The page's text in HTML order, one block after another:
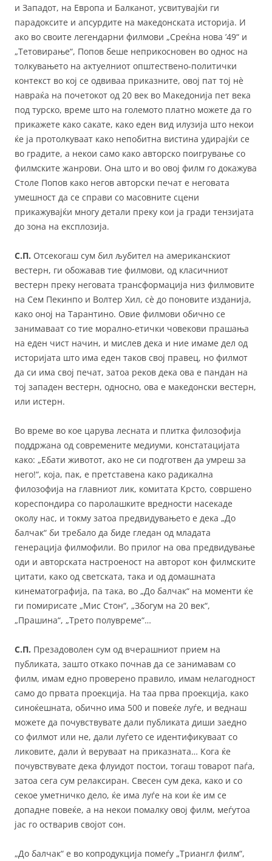
и Западот, на Европа и Балканот, усвитувајќи ги
парадоксите и апсурдите на македонската историја. И
ако во своите легендарни филмови „Среќна нова ’49“ и
„Тетовирање“, Попов беше неприкосновен во однос на
толкувањето на актуелниот општествено-политички
контекст во кој се одвиваа приказните, овој пат тој нè
навраќа на почетокот од 20 век во Македонија пет века
под турско, време што на големото платно можете да го
прикажете како сакате, како еден вид илузија што некои
ќе ја протолкуваат како непобитна вистина удирајќи се
во градите, а некои само како автoрско поигрување со
филмските жанрови. Она што и во овој филм го докажува
Столе Попов како негов авторски печат е неговата
умешност да се справи со масовните сцени
прикажувајќи многу детали преку кои ја гради тензијата
до зона на експлозија.
С.П. Отсекогаш сум бил љубител на американскиот
вестерн, ги обожавав тие филмови, од класичниот
вестерн преку неговата трансформација низ филмовите
на Сем Пекинпо и Волтер Хил, сè до поновите изданија,
како оној на Тарантино. Овие филмови обично се
занимаваат со тие морално-етички човекови прашања
на еден чист начин, и мислев дека и ние имаме дел од
историјата што има еден таков свој правец, но филмот
да си има свој печат, затоа реков дека ова е пандан на
тој западен вестерн, односно, ова е македонски вестерн,
или истерн.
Во време во кое царува лесната и плитка филозофија
поддржана од современите медиуми, констатацијата
како: „Ебати животот, ако не си подготвен да умреш за
него!“, која, пак, е претставена како радикална
филозофија на главниот лик, комитата Крсто, совршено
кореспондира со паролашките вредности насекаде
околу нас, и токму затоа предвидувањето е дека „До
балчак“ би требало да биде гледан од младата
генерација филмофили. Во прилог на ова предвидување
оди и авторската настроеност на авторот кон филмските
цитати, како од светската, така и од домашната
кинематографија, па така, во „До балчак“ на моменти ќе
ги помирисате „Мис Стон“, „Збогум на 20 век“,
„Прашина“, „Трето полувреме“…
С.П. Презадоволен сум од вчерашниот прием на
публиката, зашто откако почнав да се занимавам со
филм, имам едно проверено правило, имам нелагодност
само до првата проекција. На таа прва проекција, како
синоќешната, обично има 500 и повеќе луѓе, и веднаш
можете да почувствувате дали публиката диши заедно
со филмот или не, дали луѓето се идентификуваат со
ликовите, дали ѝ веруваат на приказната… Кога ќе
почувствувате дека флуидот постои, тогаш товарот паѓа,
затоа сега сум релаксиран. Свесен сум дека, како и со
секое уметничко дело, ќе има луѓе на кои ќе им се
допадне повеќе, а на некои помалку овој филм, меѓутоа
јас го остварив својот сон.
„До балчак“ е во копродукција помеѓу „Триангл филм“,